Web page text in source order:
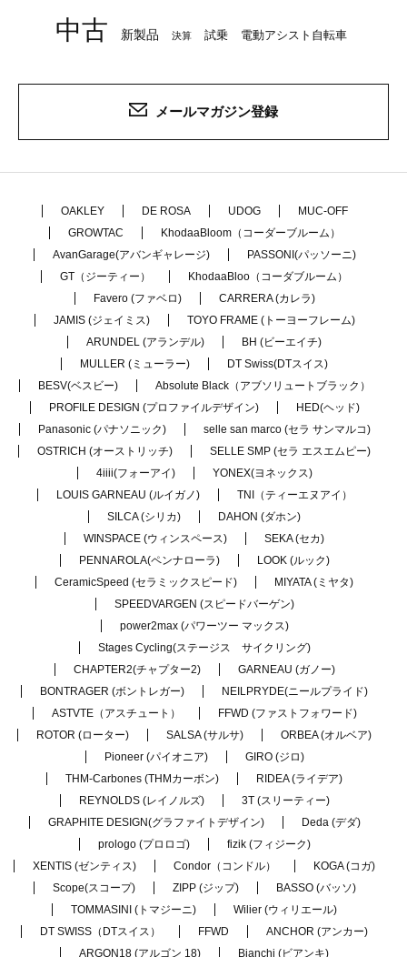
中古
新製品 決算 試乗 電動アシスト自転車
メールマガジン登録
OAKLEY DE ROSA UDOG
MUC-OFF
GROWTAC
KhodaaBloom（コーダーブルーム）
AvanGarage(アバンギャレージ)
PASSONI(パッソーニ)
GT（ジーティー）
KhodaaBloo（コーダブルーム）
Favero (ファベロ)
CARRERA (カレラ)
JAMIS (ジェイミス)
TOYO FRAME (トーヨーフレーム)
ARUNDEL (アランデル)
BH (ビーエイチ)
MULLER (ミューラー)
DT Swiss(DTスイス)
BESV(ベスビー)
Absolute Black（アブソリュートブラック）
PROFILE DESIGN (プロファイルデザイン)
HED(ヘッド)
Panasonic (パナソニック)
selle san marco (セラ サンマルコ)
OSTRICH (オーストリッチ)
SELLE SMP (セラ エスエムピー)
4iiii(フォーアイ)
YONEX(ヨネックス)
LOUIS GARNEAU (ルイガノ)
TNI（ティーエヌアイ）
SILCA (シリカ)
DAHON (ダホン)
WINSPACE (ウィンスペース)
SEKA (セカ)
PENNAROLA(ペンナローラ)
LOOK (ルック)
CeramicSpeed (セラミックスピード)
MIYATA (ミヤタ)
SPEEDVARGEN (スピードバーゲン)
power2max (パワーツー マックス)
Stages Cycling(ステージス サイクリング)
CHAPTER2(チャプター2)
GARNEAU (ガノー)
BONTRAGER (ボントレガー)
NEILPRYDE(ニールプライド)
ASTVTE（アスチュート）
FFWD (ファストフォワード)
ROTOR (ローター)
SALSA (サルサ)
ORBEA (オルベア)
Pioneer (パイオニア)
GIRO (ジロ)
THM-Carbones (THMカーボン)
RIDEA (ライデア)
REYNOLDS (レイノルズ)
3T (スリーティー)
GRAPHITE DESIGN(グラファイトデザイン)
Deda (デダ)
prologo (プロロゴ)
fizik (フィジーク)
XENTIS (ゼンティス)
Condor（コンドル）
KOGA (コガ)
Scope(スコープ)
ZIPP (ジップ)
BASSO (バッソ)
TOMMASINI (トマジーニ)
Wilier (ウィリエール)
DT SWISS（DTスイス）
FFWD
ANCHOR (アンカー)
ARGON18 (アルゴン 18)
Bianchi (ビアンキ)